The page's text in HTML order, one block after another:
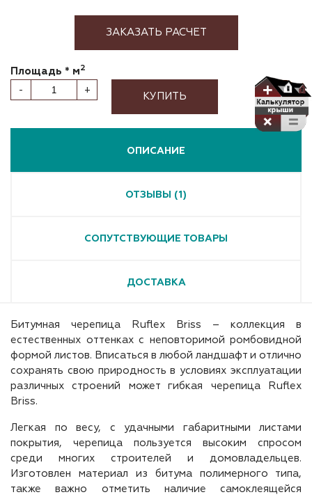
ЗАКАЗАТЬ РАСЧЕТ
Площадь * м2
- + КУПИТЬ
ОПИСАНИЕ
ОТЗЫВЫ (1)
СОПУТСТВУЮЩИЕ ТОВАРЫ
ДОСТАВКА
Битумная черепица Ruflex Briss – коллекция в
естественных оттенках с неповторимой ромбовидной
формой листов. Вписаться в любой ландшафт и отлично
сохранять свою природность в условиях эксплуатации
различных строений может гибкая черепица Ruflex
Briss.
Легкая по весу, с удачными габаритными листами
покрытия, черепица пользуется высоким спросом
среди многих строителей и домовладельцев.
Изготовлен материал из битума полимерного типа,
также важно отметить наличие самоклеящейся